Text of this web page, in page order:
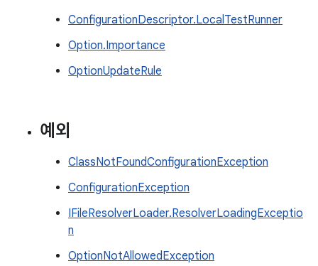
ConfigurationDescriptor.LocalTestRunner
Option.Importance
OptionUpdateRule
예외
ClassNotFoundConfigurationException
ConfigurationException
IFileResolverLoader.ResolverLoadingExceptio
n
OptionNotAllowedException